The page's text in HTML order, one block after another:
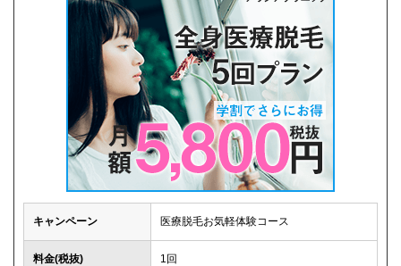
キャンペーン 医療脱毛お気軽体験コース
料金(税抜) 1回